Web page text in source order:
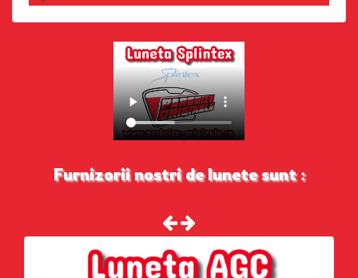
Furnizorii nostri de lunete sunt :